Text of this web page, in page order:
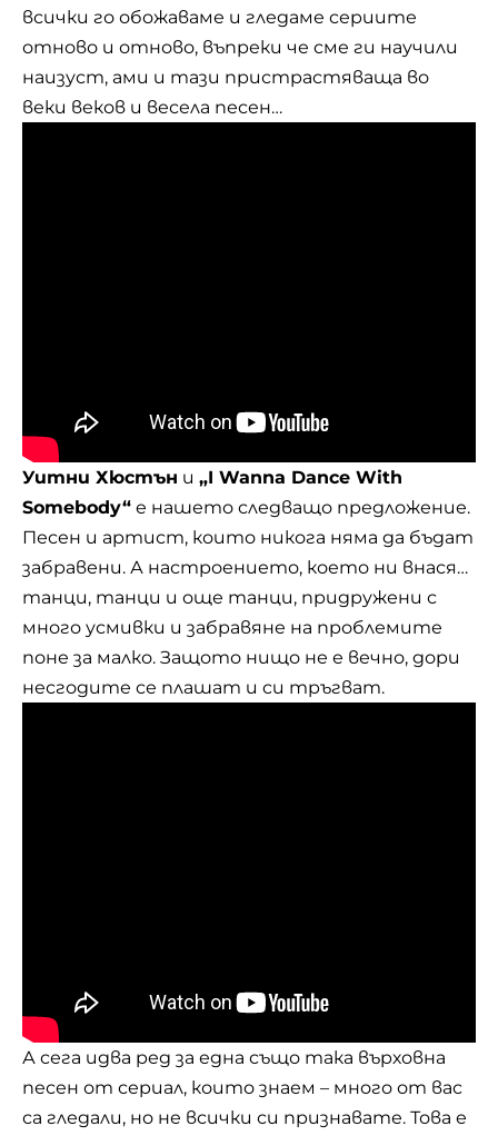
всички го обожаваме и гледаме сериите
отново и отново, въпреки че сме ги научили
наизуст, ами и тази пристрастяваща во
веки веков и весела песен…
Уитни Хюстън и „I Wanna Dance With
Somebody“ е нашето следващо предложение.
Песен и артист, които никога няма да бъдат
забравени. А настроението, което ни внася…
танци, танци и още танци, придружени с
много усмивки и забравяне на проблемите
поне за малко. Защото нищо не е вечно, дори
несгодите се плашат и си тръгват.
А сега идва ред за една също така върховна
песен от сериал, които знаем – много от вас
са гледали, но не всички си признавате. Това е